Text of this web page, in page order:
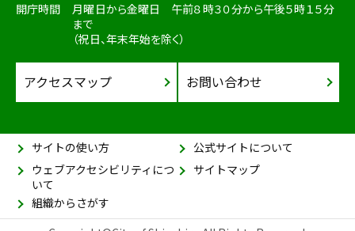
開庁時間
月曜日から金曜日 午前８時３０分から午後５時１５分
まで
（祝日、年末年始を除く）
アクセスマップ お問い合わせ
サイトの使い方
公式サイトについて
ウェブアクセシビリティにつ
いて
サイトマップ
組織からさがす